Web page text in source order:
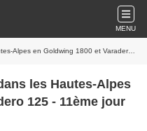
MENU
Goldwing 1800 et Varadero 125 - 11ème jour
les Hautes-Alpes
125 - 11ème jour